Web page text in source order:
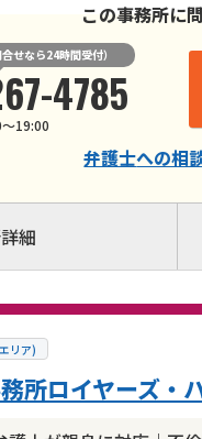
この事務所に
せなら24時間受付）
4785
19:00
弁護士への相
細
リア)
所ロイヤーズ・